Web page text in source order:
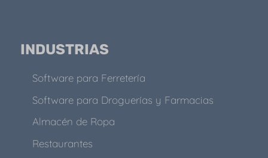
INDUSTRIAS
Software para Ferretería
Software para Droguerías y Farmacias
Almacén de Ropa
Restaurantes